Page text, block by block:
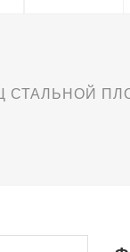
СТАЛЬНОЙ